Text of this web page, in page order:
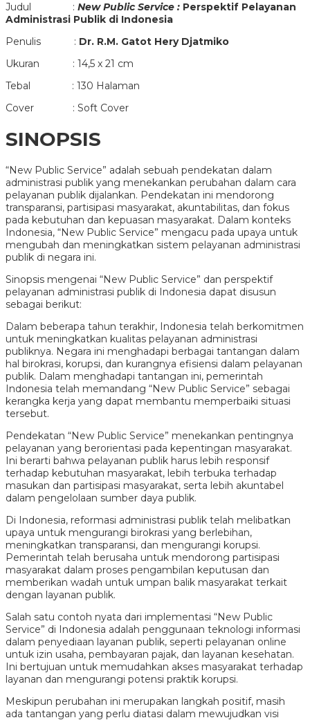
Judul : New Public Service : Perspektif Pelayanan
Administrasi Publik di Indonesia
Penulis : Dr. R.M. Gatot Hery Djatmiko
Ukuran : 14,5 x 21 cm
Tebal : 130 Halaman
Cover : Soft Cover
SINOPSIS
“New Public Service” adalah sebuah pendekatan dalam
administrasi publik yang menekankan perubahan dalam cara
pelayanan publik dijalankan. Pendekatan ini mendorong
transparansi, partisipasi masyarakat, akuntabilitas, dan fokus
pada kebutuhan dan kepuasan masyarakat. Dalam konteks
Indonesia, “New Public Service” mengacu pada upaya untuk
mengubah dan meningkatkan sistem pelayanan administrasi
publik di negara ini.
Sinopsis mengenai “New Public Service” dan perspektif
pelayanan administrasi publik di Indonesia dapat disusun
sebagai berikut:
Dalam beberapa tahun terakhir, Indonesia telah berkomitmen
untuk meningkatkan kualitas pelayanan administrasi
publiknya. Negara ini menghadapi berbagai tantangan dalam
hal birokrasi, korupsi, dan kurangnya efisiensi dalam pelayanan
publik. Dalam menghadapi tantangan ini, pemerintah
Indonesia telah memandang “New Public Service” sebagai
kerangka kerja yang dapat membantu memperbaiki situasi
tersebut.
Pendekatan “New Public Service” menekankan pentingnya
pelayanan yang berorientasi pada kepentingan masyarakat.
Ini berarti bahwa pelayanan publik harus lebih responsif
terhadap kebutuhan masyarakat, lebih terbuka terhadap
masukan dan partisipasi masyarakat, serta lebih akuntabel
dalam pengelolaan sumber daya publik.
Di Indonesia, reformasi administrasi publik telah melibatkan
upaya untuk mengurangi birokrasi yang berlebihan,
meningkatkan transparansi, dan mengurangi korupsi.
Pemerintah telah berusaha untuk mendorong partisipasi
masyarakat dalam proses pengambilan keputusan dan
memberikan wadah untuk umpan balik masyarakat terkait
dengan layanan publik.
Salah satu contoh nyata dari implementasi “New Public
Service” di Indonesia adalah penggunaan teknologi informasi
dalam penyediaan layanan publik, seperti pelayanan online
untuk izin usaha, pembayaran pajak, dan layanan kesehatan.
Ini bertujuan untuk memudahkan akses masyarakat terhadap
layanan dan mengurangi potensi praktik korupsi.
Meskipun perubahan ini merupakan langkah positif, masih
ada tantangan yang perlu diatasi dalam mewujudkan visi